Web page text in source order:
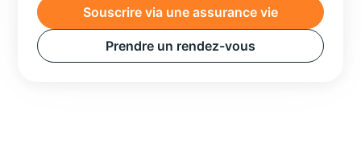
Souscrire via une assurance vie
Prendre un rendez-vous